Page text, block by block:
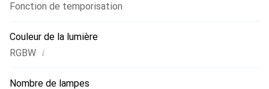
Fonction de temporisation
Couleur de la lumière
RGBW i
Nombre de lampes